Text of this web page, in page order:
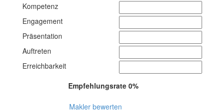
Kompetenz
Engagement
Präsentation
Auftreten
Erreichbarkeit
Empfehlungsrate 0%
Makler bewerten